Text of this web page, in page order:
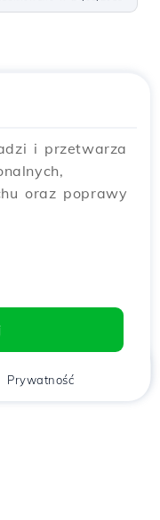
i przetwarza
oraz poprawy
Prywatność
Chat